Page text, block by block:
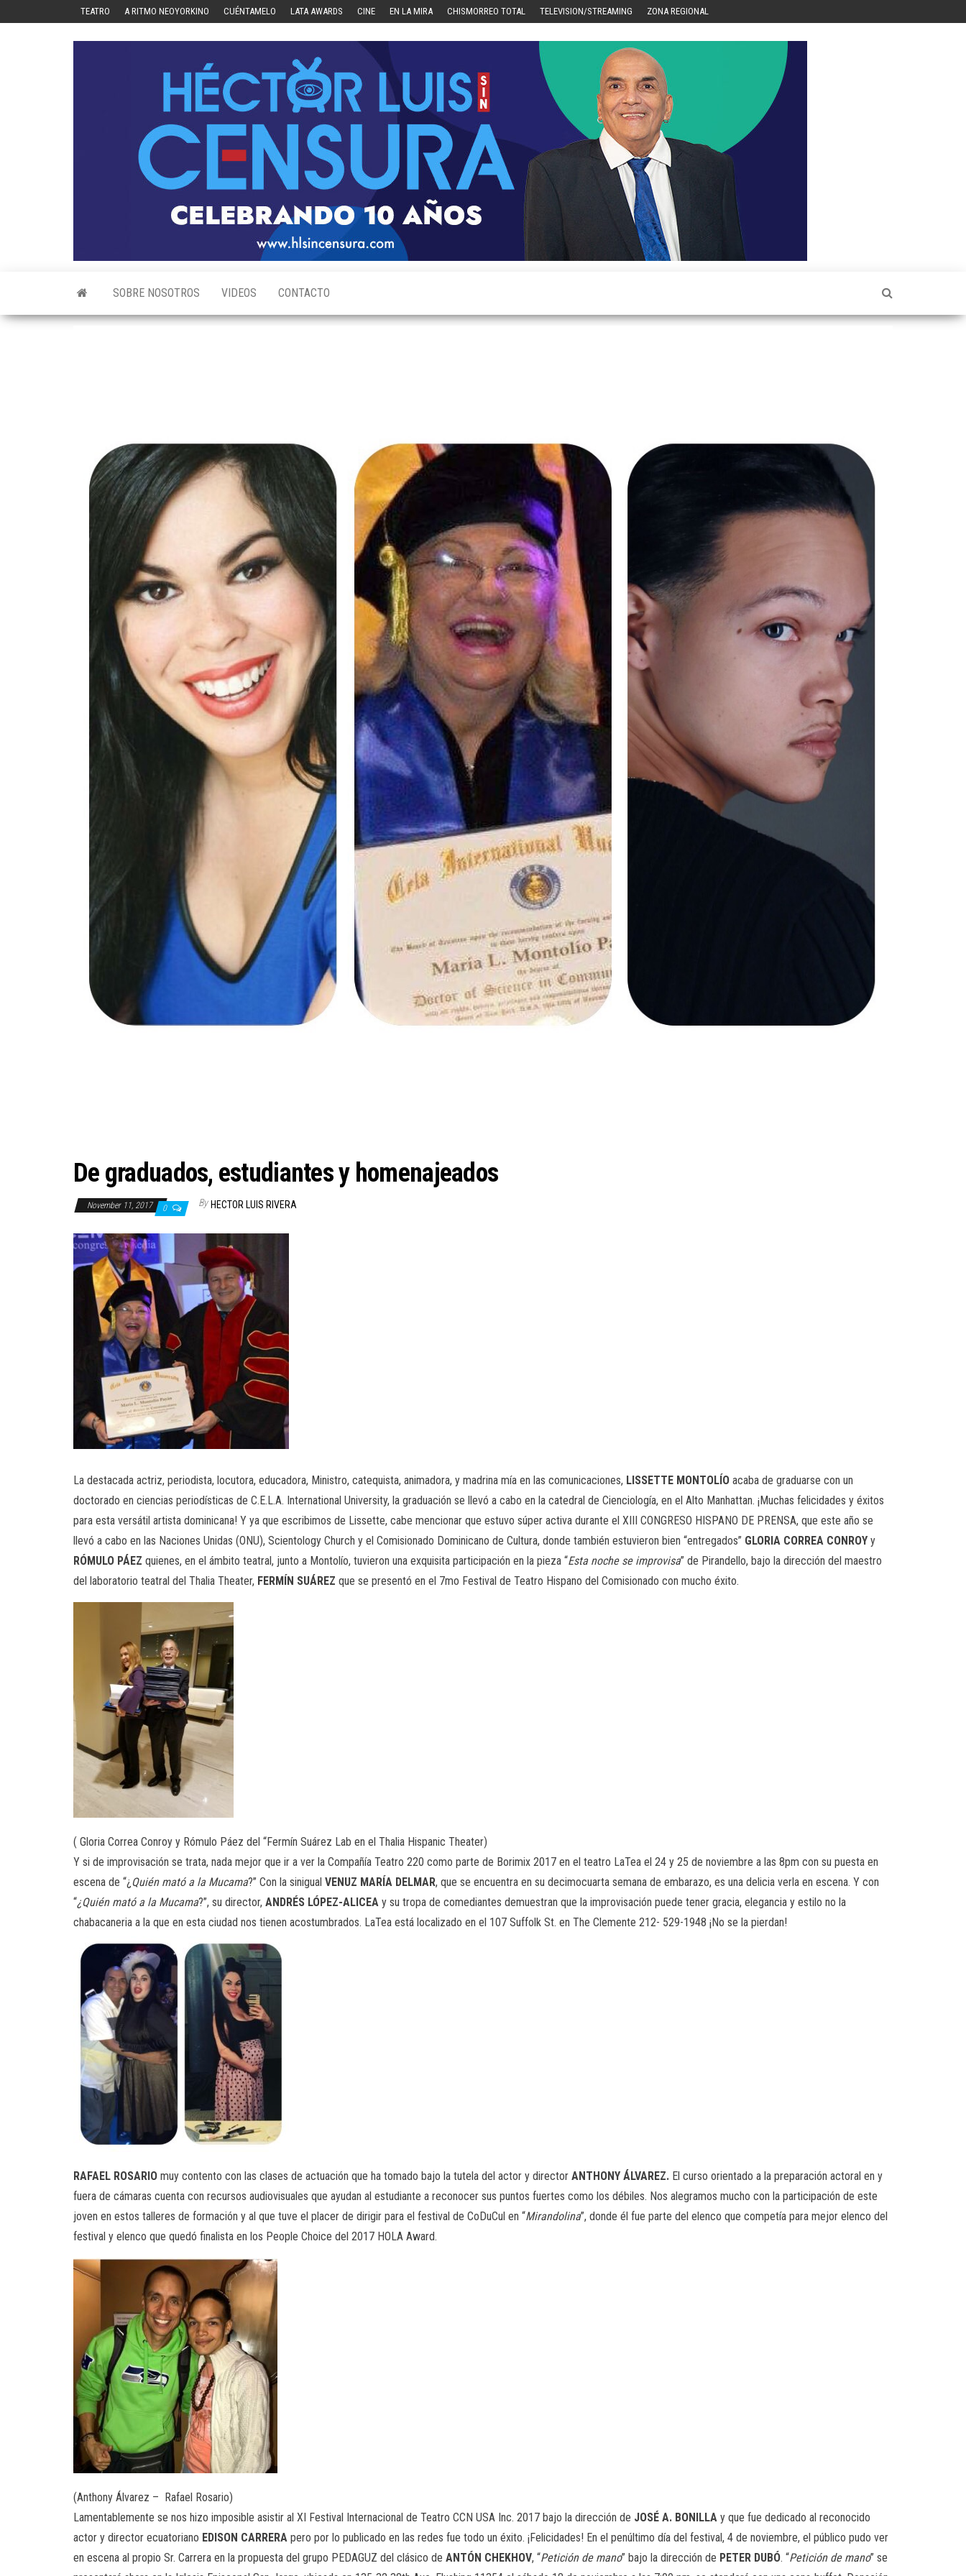
TEATRO A RITMO NEOYORKINO CUÉNTAMELO LATA AWARDS CINE EN LA MIRA CHISMORREO TOTAL TELEVISION/STREAMING ZONA REGIONAL
SOBRE NOSOTROS VIDEOS CONTACTO
De graduados, estudiantes y homenajeados
November 11, 2017 0 By HECTOR LUIS RIVERA
La destacada actriz, periodista, locutora, educadora, Ministro, catequista, animadora, y madrina mía en las comunicaciones, LISSETTE MONTOLÍO acaba de graduarse con un
doctorado en ciencias periodísticas de C.E.L.A. International University, la graduación se llevó a cabo en la catedral de Cienciología, en el Alto Manhattan. ¡Muchas felicidades y éxitos
para esta versátil artista dominicana! Y ya que escribimos de Lissette, cabe mencionar que estuvo súper activa durante el XIII CONGRESO HISPANO DE PRENSA, que este año se
llevó a cabo en las Naciones Unidas (ONU), Scientology Church y el Comisionado Dominicano de Cultura, donde también estuvieron bien “entregados” GLORIA CORREA CONROY y
RÓMULO PÁEZ quienes, en el ámbito teatral, junto a Montolío, tuvieron una exquisita participación en la pieza “Esta noche se improvisa” de Pirandello, bajo la dirección del maestro
del laboratorio teatral del Thalia Theater, FERMÍN SUÁREZ que se presentó en el 7mo Festival de Teatro Hispano del Comisionado con mucho éxito.
( Gloria Correa Conroy y Rómulo Páez del “Fermín Suárez Lab en el Thalia Hispanic Theater)
Y si de improvisación se trata, nada mejor que ir a ver la Compañía Teatro 220 como parte de Borimix 2017 en el teatro LaTea el 24 y 25 de noviembre a las 8pm con su puesta en
escena de “¿ Quién mató a la Mucama?” Con la sinigual VENUZ MARÍA DELMAR, que se encuentra en su decimocuarta semana de embarazo, es una delicia verla en escena. Y con
“¿Quién mató a la Mucama?”, su director, ANDRÉS LÓPEZ-ALICEA y su tropa de comediantes demuestran que la improvisación puede tener gracia, elegancia y estilo no la
chabacaneria a la que en esta ciudad nos tienen acostumbrados. LaTea está localizado en el 107 Suffolk St. en The Clemente 212- 529-1948 ¡No se la pierdan!
RAFAEL ROSARIO muy contento con las clases de actuación que ha tomado bajo la tutela del actor y director ANTHONY ÁLVAREZ. El curso orientado a la preparación actoral en y
fuera de cámaras cuenta con recursos audiovisuales que ayudan al estudiante a reconocer sus puntos fuertes como los débiles. Nos alegramos mucho con la participación de este
joven en estos talleres de formación y al que tuve el placer de dirigir para el festival de CoDuCul en “Mirandolina”, donde él fue parte del elenco que competía para mejor elenco del
festival y elenco que quedó finalista en los People Choice del 2017 HOLA Award.
(Anthony Álvarez – Rafael Rosario)
Lamentablemente se nos hizo imposible asistir al XI Festival Internacional de Teatro CCN USA Inc. 2017 bajo la dirección de JOSÉ A. BONILLA y que fue dedicado al reconocido
actor y director ecuatoriano EDISON CARRERA pero por lo publicado en las redes fue todo un éxito. ¡Felicidades! En el penúltimo día del festival, 4 de noviembre, el público pudo ver
en escena al propio Sr. Carrera en la propuesta del grupo PEDAGUZ del clásico de ANTÓN CHEKHOV, “Petición de mano” bajo la dirección de PETER DUBÓ. “Petición de mano” se